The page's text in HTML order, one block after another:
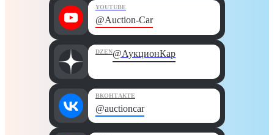
YOUTUBE
@Auction-Car
DZEN@АукционКар
ВКОНТАКТЕ
@auctioncar